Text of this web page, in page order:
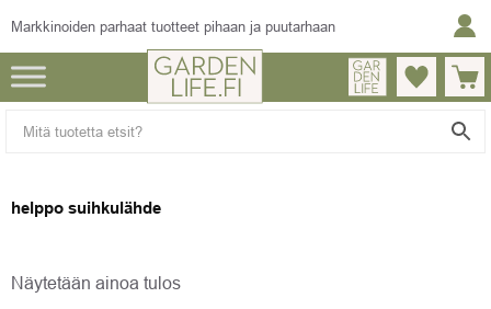
Markkinoiden parhaat tuotteet pihaan ja puutarhaan
helppo suihkulähde
Näytetään ainoa tulos